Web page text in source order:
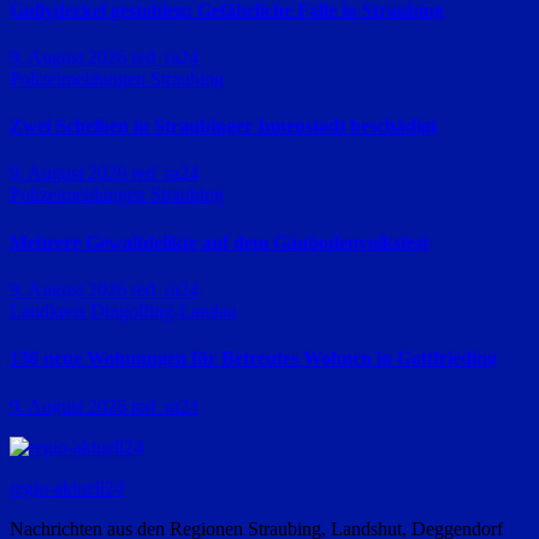
Gullydeckel gestohlen: Gefährliche Falle in Straubing
9. August 2026 red_ra24
Polizeimeldungen Straubing
Zwei Scheiben in Straubinger Innenstadt beschädigt
9. August 2026 red_ra24
Polizeimeldungen Straubing
Mehrere Gewaltdelikte auf dem Gäubodenvolksfest
9. August 2026 red_ra24
Landkreis Dingolfing-Landau
136 neue Wohnungen für Betreutes Wohnen in Gottfrieding
9. August 2026 red_ra24
regio-aktuell24
Nachrichten aus den Regionen Straubing, Landshut, Deggendorf